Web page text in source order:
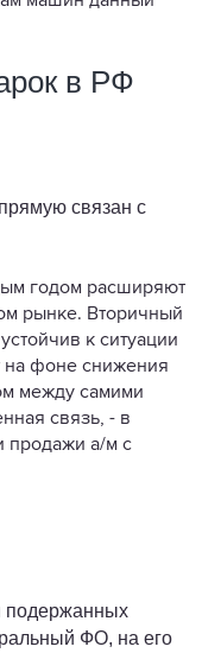
в РФ
связан с
годом расширяют
рынке. Вторичный
к ситуации
на фоне снижения
между самими
связь, - в
продажи а/м с
подержанных
ФО, на его